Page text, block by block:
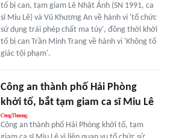
tố bị can, tạm giam Lê Nhật Ánh (SN 1991, ca
sĩ Miu Lê) và Vũ Khương An về hành vi 'tổ chức
sử dụng trái phép chất ma túy', đồng thời khởi
tố bị can Trần Minh Trang về hành vi 'Không tố
giác tội phạm'.
Công an thành phố Hải Phòng
khởi tố, bắt tạm giam ca sĩ Miu Lê
Công an thành phố Hải Phòng khởi tố, tạm